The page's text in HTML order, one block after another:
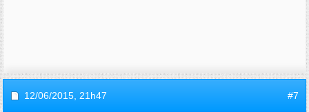
12/06/2015, 21h47 #7